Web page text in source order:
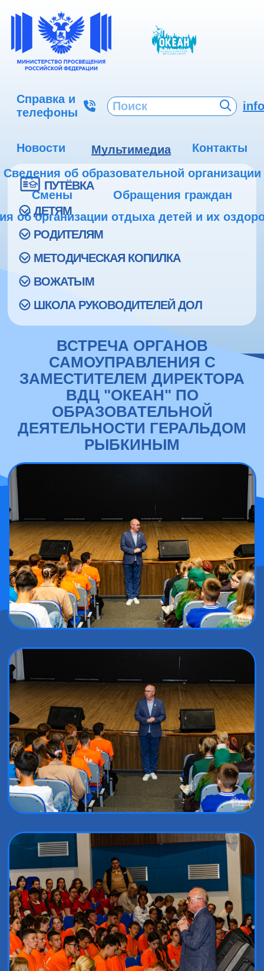
Справка и
телефоны
Новости Мультимедиа
Контакты
Сведения об образовательной организации
Смены
Обращения граждан
об организации отдыха детей и их
ПУТЁВКА
ДЕТЯМ
РОДИТЕЛЯМ
МЕТОДИЧЕСКАЯ КОПИЛКА
ВОЖАТЫМ
ШКОЛА РУКОВОДИТЕЛЕЙ ДОЛ
ВСТРЕЧА ОРГАНОВ
САМОУПРАВЛЕНИЯ С
ЗАМЕСТИТЕЛЕМ ДИРЕКТОРА
ВДЦ "ОКЕАН" ПО
ОБРАЗОВАТЕЛЬНОЙ
ДЕЯТЕЛЬНОСТИ ГЕРАЛЬДОМ
РЫБКИНЫМ